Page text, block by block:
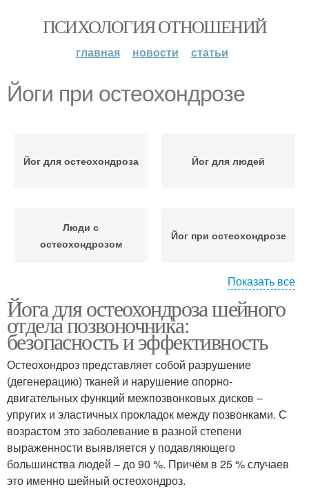
ПСИХОЛОГИЯ ОТНОШЕНИЙ
главная новости статьи
Йоги при остеохондрозе
Йог для остеохондроза Йог для людей
Люди с
остеохондрозом
Йог при остеохондрозе
шейном остеохондрозе
Остеохондроз по
версии
Показать все
Йога для остеохондроза шейного
отдела позвоночника:
безопасность и эффективность
Остеохондроз представляет собой разрушение
(дегенерацию) тканей и нарушение опорно-
двигательных функций межпозвонковых дисков –
упругих и эластичных прокладок между позвонками. С
возрастом это заболевание в разной степени
выраженности выявляется у подавляющего
большинства людей – до 90 %. Причём в 25 % случаев
это именно шейный остеохондроз.